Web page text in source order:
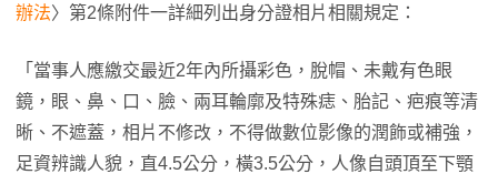
辦法〉第2條附件一詳細列出身分證相片相關規定：
「當事人應繳交最近2年內所攝彩色，脫帽、未戴有色眼
鏡，眼、鼻、口、臉、兩耳輪廓及特殊痣、胎記、疤痕等清
晰、不遮蓋，相片不修改，不得做數位影像的潤飾或補強，
足資辨識人貌，直4.5公分，橫3.5公分，人像自頭頂至下顎